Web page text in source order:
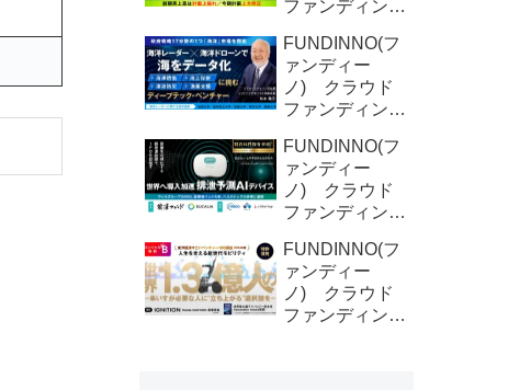
ファンディング
報 オクシリ
ア株式会社
（2回目)
FUNDINNO(フ
ァンディー
ノ) クラウド
ファンディング
報 ORNIS株
式会社
FUNDINNO(フ
ァンディー
ノ) クラウド
ファンディング
報 DFree株式
会社
FUNDINNO(フ
ァンディー
ノ) クラウド
ファンディング